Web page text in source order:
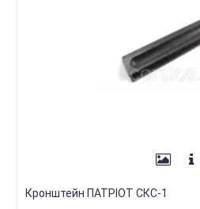
Кронштейн ПАТРІОТ СКС-1